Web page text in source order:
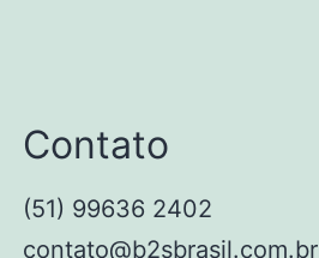
Contato
(51) 99636 2402
contato@b2sbrasil.com.br